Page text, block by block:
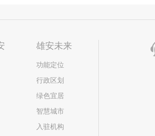
雄安未来
功能定位
行政区划
绿色宜居
智慧城市
入驻机构